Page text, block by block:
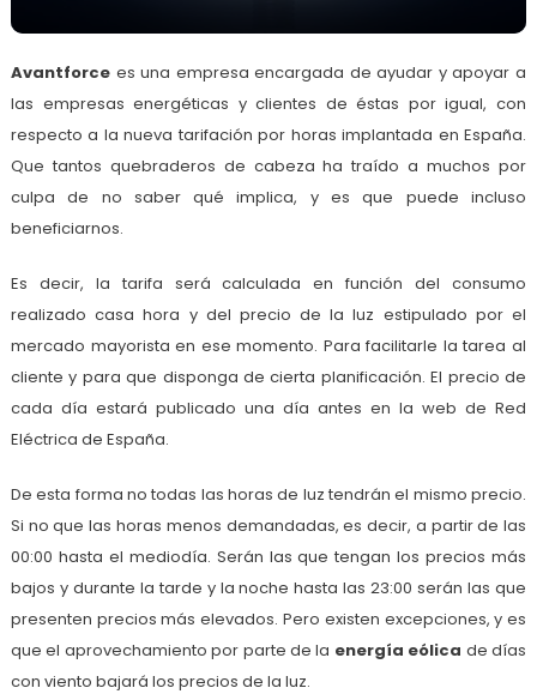
Avantforcees una empresa encargada de ayudar y apoyar a
las empresas energéticas y clientes de éstas por igual, con
respecto a la nueva tarifación por horas implantada en España.
Que tantos quebraderos de cabeza ha traído a muchos por
culpa de no saber qué implica, y es que puede incluso
beneficiarnos.
Es decir, la tarifa será calculada en función del consumo
realizado casa hora y del precio de la luz estipulado por el
mercado mayorista en ese momento. Para facilitarle la tarea al
cliente y para que disponga de cierta planificación. El precio de
cada día estará publicado una día antes en la web de Red
Eléctrica de España.
De esta forma no todas las horas de luz tendrán el mismo precio.
Si no que las horas menos demandadas, es decir, a partir de las
00:00 hasta el mediodía. Serán las que tengan los precios más
bajos y durante la tarde y la noche hasta las 23:00 serán las que
presenten precios más elevados. Pero existen excepciones, y es
que el aprovechamiento por parte de la energía eólica de días
con viento bajará los precios de la luz.